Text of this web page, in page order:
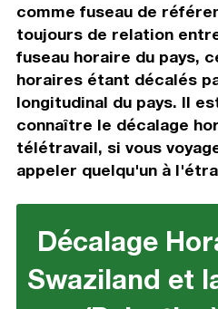
comme fuseau de
toujours de relation
fuseau horaire du pays,
horaires étant décalés
longitudinal du pays. Il
connaître le décalage
télétravail, si vous
appeler quelqu'un à
Décalage
Swaziland et